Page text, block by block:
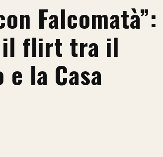
Falcomatà”:
il flirt tra il
la Casa